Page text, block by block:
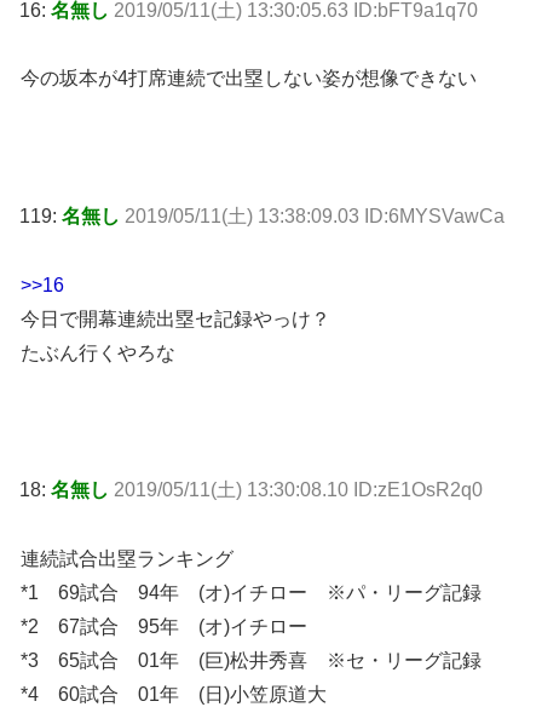
16: 名無し 2019/05/11(土) 13:30:05.63 ID:bFT9a1q70
今の坂本が4打席連続で出塁しない姿が想像できない
119: 名無し 2019/05/11(土) 13:38:09.03 ID:6MYSVawCa
>>16
今日で開幕連続出塁セ記録やっけ？
たぶん行くやろな
18: 名無し 2019/05/11(土) 13:30:08.10 ID:zE1OsR2q0
連続試合出塁ランキング
*1 69試合 94年 (オ)イチロー ※パ・リーグ記録
*2 67試合 95年 (オ)イチロー
*3 65試合 01年 (巨)松井秀喜 ※セ・リーグ記録
*4 60試合 01年 (日)小笠原道大